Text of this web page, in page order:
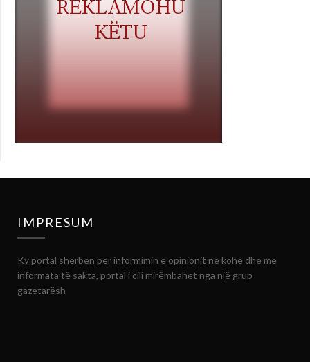
IMPRESUM
Ky portal shërben për informimin e opinionit në kohë dhe me
informata të sakta, portal i cili mirëmbahet nga një grup
gazetarësh